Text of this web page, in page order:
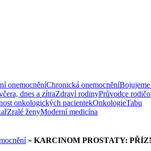
onemocněníChronická onemocnění
dnes a zítraZdraví rodinyPrůvodce
onkologických pacientekOnkologieTabu
Zralé ženyModerní medicína
» KARCINOM PROSTATY: